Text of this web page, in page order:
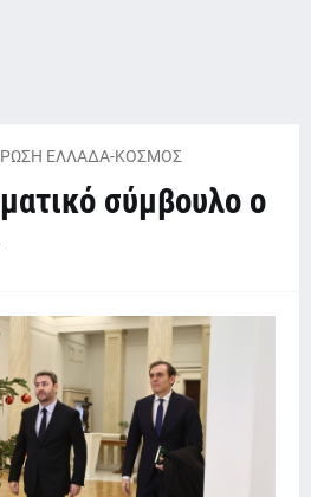
ΕΛΛΑΔΑ-ΚΟΣΜΟΣ
σύμβουλο ο